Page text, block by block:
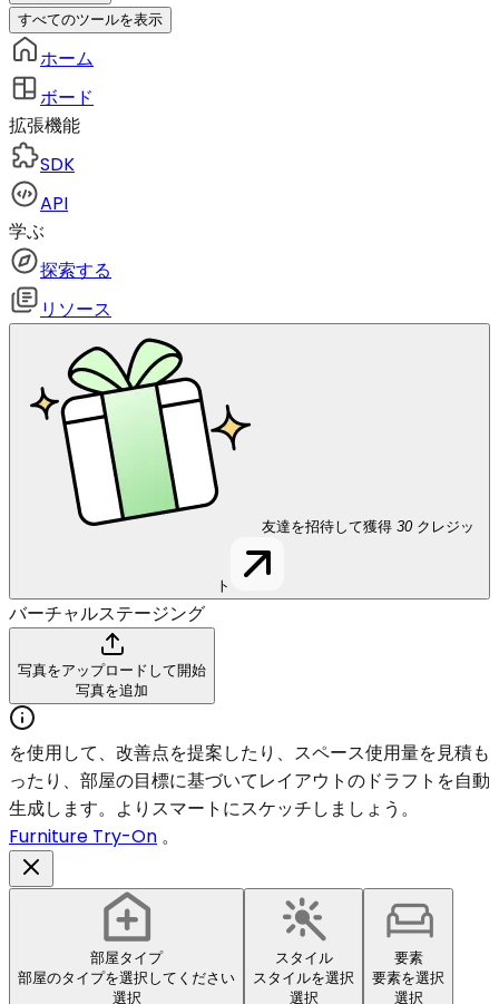
すべてのツールを表示
ホーム
ボード
拡張機能
SDK
API
学ぶ
探索する
リソース
友達を招待して獲得 30 クレジッ
ト
バーチャルステージング
写真をアップロードして開始
写真を追加
を使用して、改善点を提案したり、スペース使用量を見積も
ったり、部屋の目標に基づいてレイアウトのドラフトを自動
生成します。よりスマートにスケッチしましょう。
Furniture Try-On 。
部屋タイプ
部屋のタイプを選択してください
選択
スタイル
スタイルを選択
選択
要素
要素を選択
選択